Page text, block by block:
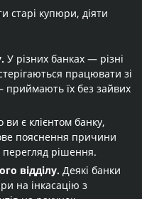
старі купюри, діяти
У різних банках — різні
працювати зі
їх без зайвих
ви є клієнтом банку,
пояснення причини
рішення.
відділу. Деякі банки
на інкасацію з